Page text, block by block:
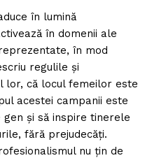
în lumină
în domenii ale
în mod
regulile și
lor, că locul femeilor este
acestei campanii este
și să inspire tinerele
fără prejudecăți.
nu țin de